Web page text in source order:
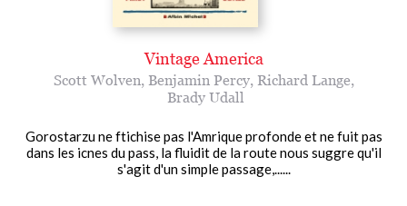
Vintage America
Scott Wolven, Benjamin Percy, Richard Lange,
Brady Udall
Gorostarzu ne ftichise pas l'Amrique profonde et ne fuit pas
dans les icnes du pass, la fluidit de la route nous suggre qu'il
s'agit d'un simple passage,......